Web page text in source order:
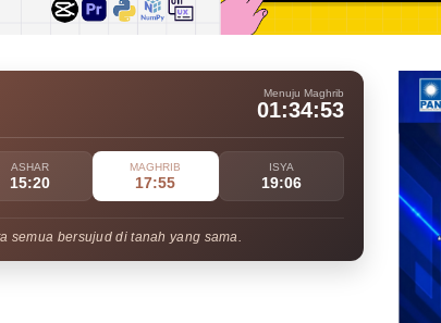
Menuju Maghrib
01:34:52
ASHAR
15:20
MAGHRIB
17:55
ISYA
19:06
semua bersujud di tanah yang sama.